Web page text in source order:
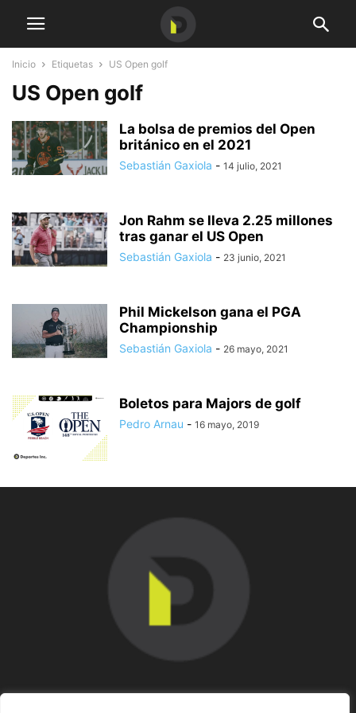
Inicio Etiquetas US Open golf
US Open golf
La bolsa de premios del Open
británico en el 2021
Sebastián Gaxiola - 14 julio, 2021
Jon Rahm se lleva 2.25 millones
tras ganar el US Open
Sebastián Gaxiola - 23 junio, 2021
Phil Mickelson gana el PGA
Championship
Sebastián Gaxiola - 26 mayo, 2021
Boletos para Majors de golf
Pedro Arnau - 16 mayo, 2019